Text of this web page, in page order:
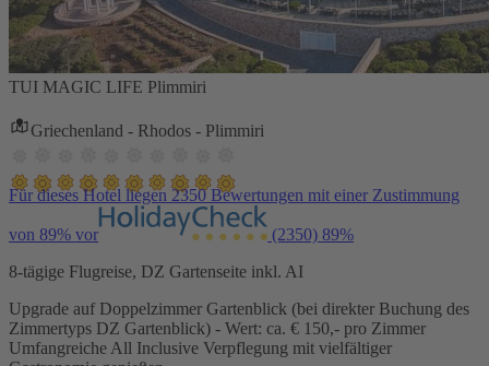
TUI MAGIC LIFE Plimmiri
Griechenland - Rhodos - Plimmiri
Für dieses Hotel liegen 2350 Bewertungen mit einer Zustimmung
von 89% vor (2350) 89%
8-tägige Flugreise, DZ Gartenseite inkl. AI
Upgrade auf Doppelzimmer Gartenblick (bei direkter Buchung des
Zimmertyps DZ Gartenblick) - Wert: ca. € 150,- pro Zimmer
Umfangreiche All Inclusive Verpflegung mit vielfältiger